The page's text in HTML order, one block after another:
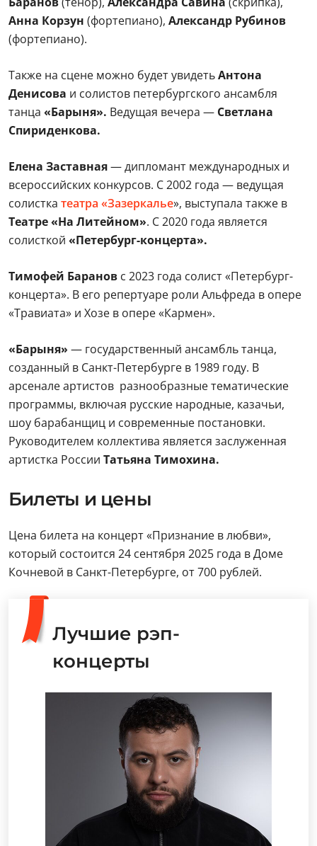
Анна Корзун (фортепиано), Александр Рубинов
(фортепиано).
Также на сцене можно будет увидетьАнтона
Денисова и солистов петербургского ансамбля
танца «Барыня». Ведущая вечера — Светлана
Спириденкова.
Елена Заставная— дипломант международных и
всероссийских конкурсов. С 2002 года — ведущая
солистка театра «Зазеркалье», выступала также в
Театре «На Литейном». С 2020 года является
солисткой «Петербург-концерта».
Тимофей Баранов с 2023 года солист «Петербург-
концерта». В его репертуаре роли Альфреда в опере
«Травиата» и Хозе в опере «Кармен».
«Барыня» — государственный ансамбль танца,
созданный в Санкт-Петербурге в 1989 году. В
арсенале артистов разнообразные тематические
программы, включая русские народные, казачьи,
шоу барабанщиц и современные постановки.
Руководителем коллектива является заслуженная
артистка России Татьяна Тимохина.
Билеты и цены
Цена билета на концерт «Признание в любви»,
который состоится 24 сентября 2025 года в Доме
Кочневой в Санкт-Петербурге, от 700 рублей.
Лучшие рэп-
концерты